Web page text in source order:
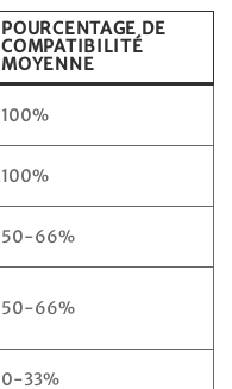
POURCENTAGE DE
COMPATIBILITÉ
MOYENNE
100%
100%
50-66%
50-66%
0-33%